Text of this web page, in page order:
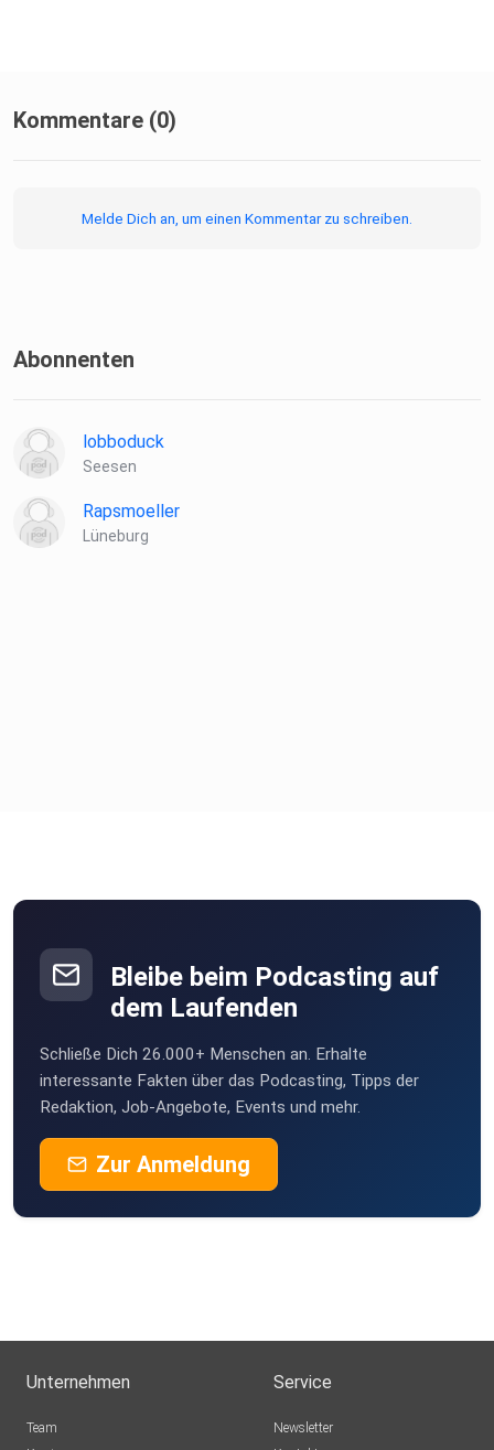
Kommentare (0)
Melde Dich an, um einen Kommentar zu schreiben.
Abonnenten
lobboduck
Seesen
Rapsmoeller
Lüneburg
Bleibe beim Podcasting auf
dem Laufenden
Schließe Dich 26.000+ Menschen an. Erhalte
interessante Fakten über das Podcasting, Tipps der
Redaktion, Job-Angebote, Events und mehr.
Zur Anmeldung
Unternehmen
Team
Service
Newsletter